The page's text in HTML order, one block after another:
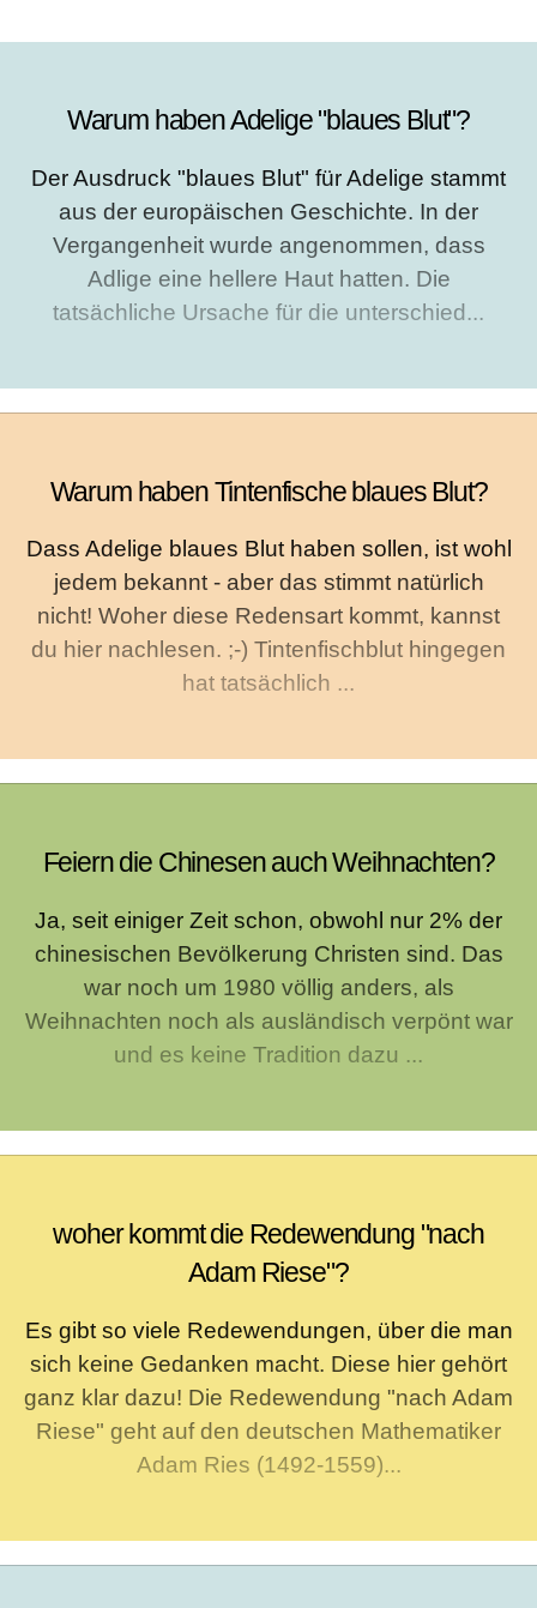
Warum haben Adelige "blaues Blut"?
Der Ausdruck "blaues Blut" für Adelige stammt
aus der europäischen Geschichte. In der
Vergangenheit wurde angenommen, dass
Adlige eine hellere Haut hatten. Die
tatsächliche Ursache für die unterschied...
Warum haben Tintenfische blaues Blut?
Dass Adelige blaues Blut haben sollen, ist wohl
jedem bekannt - aber das stimmt natürlich
nicht! Woher diese Redensart kommt, kannst
du hier nachlesen. ;-) Tintenfischblut hingegen
hat tatsächlich ...
Feiern die Chinesen auch Weihnachten?
Ja, seit einiger Zeit schon, obwohl nur 2% der
chinesischen Bevölkerung Christen sind. Das
war noch um 1980 völlig anders, als
Weihnachten noch als ausländisch verpönt war
und es keine Tradition dazu ...
woher kommt die Redewendung "nach
Adam Riese"?
Es gibt so viele Redewendungen, über die man
sich keine Gedanken macht. Diese hier gehört
ganz klar dazu! Die Redewendung "nach Adam
Riese" geht auf den deutschen Mathematiker
Adam Ries (1492-1559)...